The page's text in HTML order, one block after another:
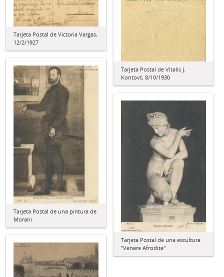
Tarjeta Postal de Vitalis J.
Kontovt, 8/10/1930
Tarjeta Postal de Victoria Vargas,
12/2/1927
Tarjeta Postal de una pintura de
Morani
Tarjeta Postal de una escultura
"Venere Afrodite"